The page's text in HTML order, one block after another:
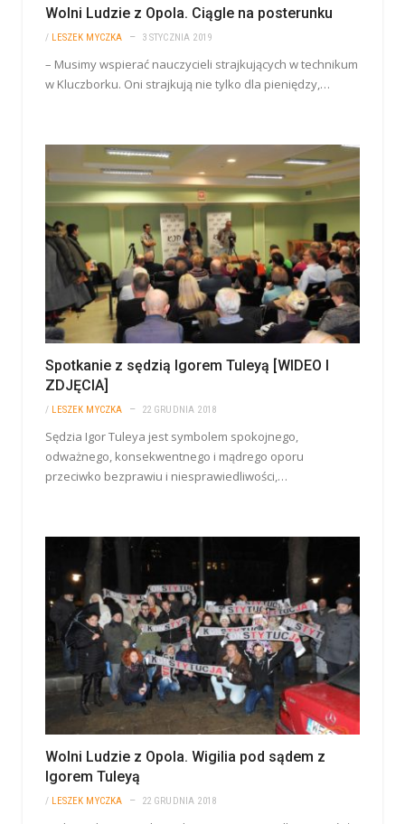
Wolni Ludzie z Opola. Ciągle na posterunku
/ LESZEK MYCZKA 3 STYCZNIA 2019
– Musimy wspierać nauczycieli strajkujących w technikum
w Kluczborku. Oni strajkują nie tylko dla pieniędzy,…
Spotkanie z sędzią Igorem Tuleyą [WIDEO I
ZDJĘCIA]
/ LESZEK MYCZKA 22 GRUDNIA 2018
Sędzia Igor Tuleya jest symbolem spokojnego,
odważnego, konsekwentnego i mądrego oporu
przeciwko bezprawiu i niesprawiedliwości,…
Wolni Ludzie z Opola. Wigilia pod sądem z
Igorem Tuleyą
/ LESZEK MYCZKA 22 GRUDNIA 2018